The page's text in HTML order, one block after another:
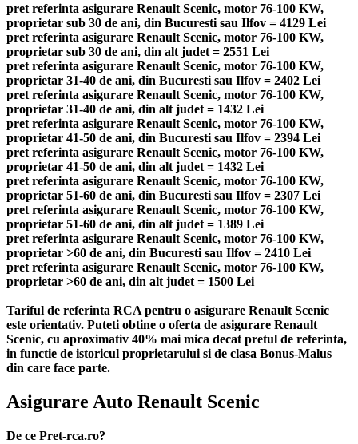
pret referinta asigurare Renault Scenic, motor 76-100 KW,
proprietar sub 30 de ani, din Bucuresti sau Ilfov = 4129 Lei
pret referinta asigurare Renault Scenic, motor 76-100 KW,
proprietar sub 30 de ani, din alt judet = 2551 Lei
pret referinta asigurare Renault Scenic, motor 76-100 KW,
proprietar 31-40 de ani, din Bucuresti sau Ilfov = 2402 Lei
pret referinta asigurare Renault Scenic, motor 76-100 KW,
proprietar 31-40 de ani, din alt judet = 1432 Lei
pret referinta asigurare Renault Scenic, motor 76-100 KW,
proprietar 41-50 de ani, din Bucuresti sau Ilfov = 2394 Lei
pret referinta asigurare Renault Scenic, motor 76-100 KW,
proprietar 41-50 de ani, din alt judet = 1432 Lei
pret referinta asigurare Renault Scenic, motor 76-100 KW,
proprietar 51-60 de ani, din Bucuresti sau Ilfov = 2307 Lei
pret referinta asigurare Renault Scenic, motor 76-100 KW,
proprietar 51-60 de ani, din alt judet = 1389 Lei
pret referinta asigurare Renault Scenic, motor 76-100 KW,
proprietar >60 de ani, din Bucuresti sau Ilfov = 2410 Lei
pret referinta asigurare Renault Scenic, motor 76-100 KW,
proprietar >60 de ani, din alt judet = 1500 Lei
Tariful de referinta RCA pentru o asigurare Renault Scenic
este orientativ. Puteti obtine o oferta de asigurare Renault
Scenic, cu aproximativ 40% mai mica decat pretul de referinta,
in functie de istoricul proprietarului si de clasa Bonus-Malus
din care face parte.
Asigurare Auto Renault Scenic
De ce Pret-rca.ro?